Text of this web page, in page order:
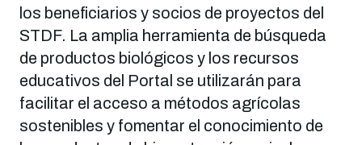
los beneficiarios y socios de proyectos del
STDF. La amplia herramienta de búsqueda
de productos biológicos y los recursos
educativos del Portal se utilizarán para
facilitar el acceso a métodos agrícolas
sostenibles y fomentar el conocimiento de